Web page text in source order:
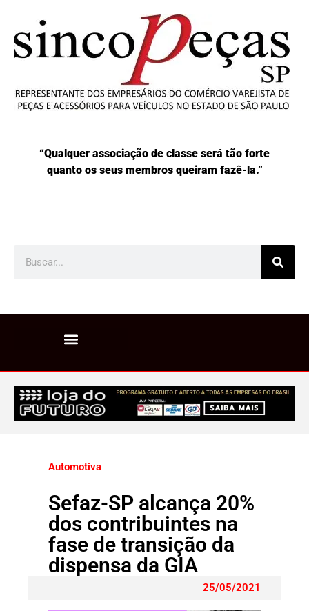
“Qualquer associação de classe será tão forte
quanto os seus membros queiram fazê-la.”
Automotiva
Sefaz-SP alcança 20%
dos contribuintes na
fase de transição da
dispensa da GIA
25/05/2021